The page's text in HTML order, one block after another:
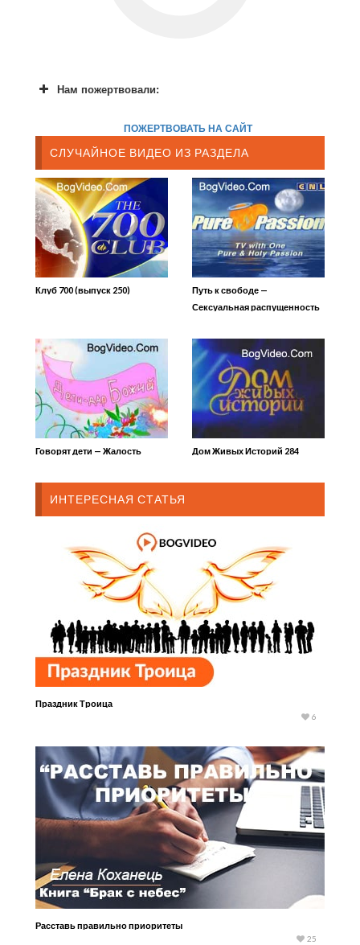
Нам пожертвовали:
ПОЖЕРТВОВАТЬ НА САЙТ
СЛУЧАЙНОЕ ВИДЕО ИЗ РАЗДЕЛА
Клуб 700 (выпуск 250)
Путь к свободе —
Сексуальная распущенность
Говорят дети — Жалость Дом Живых Историй 284
ИНТЕРЕСНАЯ СТАТЬЯ
Праздник Троица
6
Расставь правильно приоритеты
25